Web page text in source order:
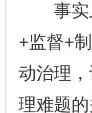
事实上
+监督+
动治理
理难题的